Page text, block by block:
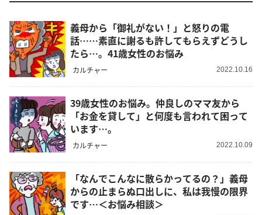
義母から「御礼がない！」と怒りの電
話……素直に謝るも許してもらえずどうし
たら…。41歳女性のお悩み
カルチャー 2022.10.16
39歳女性のお悩み。仲良しのママ友から
「お金を貸して」と何度も言われて困って
います…。
カルチャー 2022.10.09
「なんでこんなに散らかってるの？」義母
からの止まらぬ口出しに、私は我慢の限界
です…＜お悩み相談＞